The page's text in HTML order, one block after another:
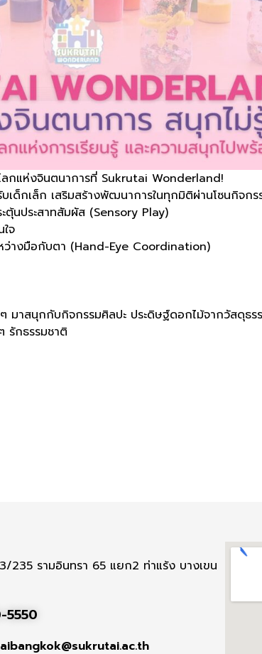
กแห่งจินตนาการที่ Sukrutai Wonderland!
ด็กเล็ก เสริมสร้างพัฒนาการในทุกมิติผ่านโซนกิจกร
ตุ้นประสาทสัมผัส (Sensory Play)
จ
ว่างมือกับตา (Hand-Eye Coordination)
สนุกกับกิจกรรมศิลปะ ประดิษฐ์ดอกไม้จากวัสดุธร
รักธรรมชาติ
235 รามอินทรา 65 แยก2 ท่าแร้ง บางเขน
5550